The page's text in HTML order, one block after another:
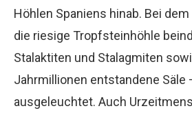
Höhlen Spaniens hinab. Bei
die riesige Tropfsteinhöhle
Stalaktiten und Stalagmiten
Jahrmillionen entstandene Säle
ausgeleuchtet. Auch